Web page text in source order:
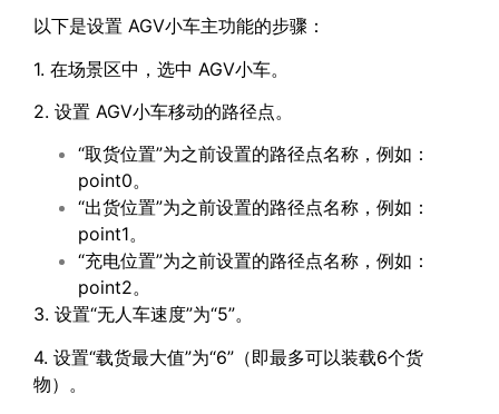
以下是设置 AGV小车主功能的步骤：
1. 在场景区中，选中 AGV小车。
2. 设置 AGV小车移动的路径点。
“取货位置”为之前设置的路径点名称，例如：
point0。
“出货位置”为之前设置的路径点名称，例如：
point1。
“充电位置”为之前设置的路径点名称，例如：
point2。
3. 设置“无人车速度”为“5”。
4. 设置“载货最大值”为“6”（即最多可以装载6个货
物）。